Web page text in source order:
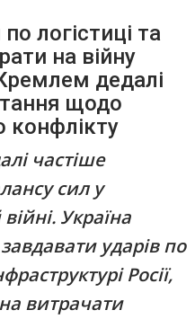
логістиці та
на війну
дедалі
щодо
конфлікту
частіше
сил у
Україна
ударів по
Росії,
витрачати